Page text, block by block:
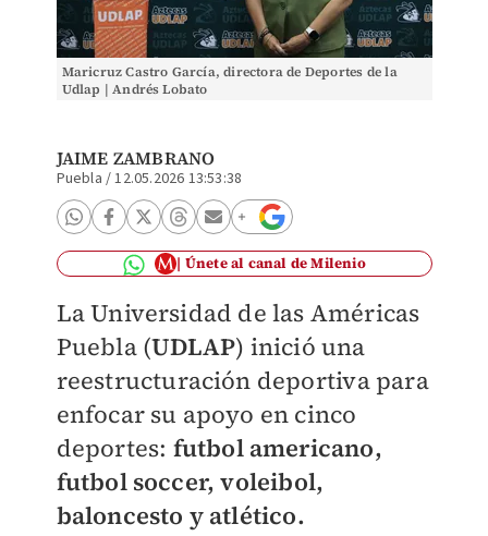
Maricruz Castro García, directora de Deportes de la
Udlap | Andrés Lobato
JAIME ZAMBRANO
Puebla /12.05.2026 13:53:38
Únete al canal de Milenio
La Universidad de las Américas
Puebla (UDLAP) inició una
reestructuración deportiva para
enfocar su apoyo en cinco
deportes: futbol americano,
futbol soccer, voleibol,
baloncesto y atlético.